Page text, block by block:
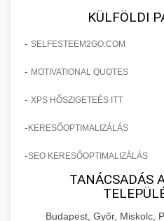
KÜLFÖLDI
- SELFESTEEM2GO.COM
- MOTIVATIONAL QUOTES
- XPS HŐSZIGETEÉS ITT
- KERESŐOPTIMALIZÁLÁS
-SEO KERESŐOPTIMALIZÁLÁS
TANÁCSADÁS
Budapest, Győr, Miskolc,